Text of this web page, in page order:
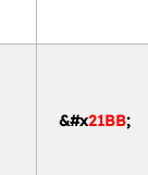
&#x21BB;